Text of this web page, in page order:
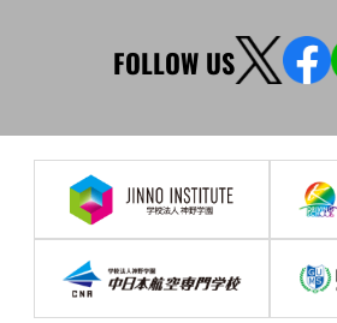
FOLLOW US